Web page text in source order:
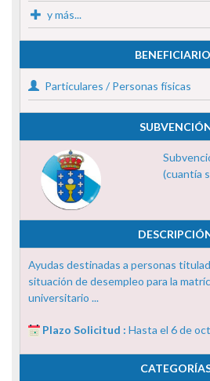
y más...
Particulares / Personas físicas
(cuantía
Ayudas destinadas a personas
situación de desempleo para la
universitario ...
Plazo Solicitud : Hasta el 6 de